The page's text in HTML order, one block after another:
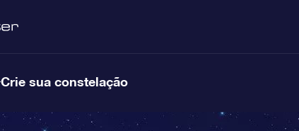
Crie sua constelação